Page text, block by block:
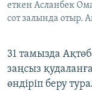
еткен Асланбек
сот залында отыр.
31 тамызда
заңсыз
өндіріп беру